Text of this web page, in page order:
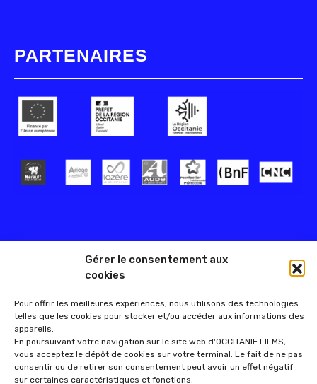
Gérer le consentement aux
cookies
Pour offrir les meilleures expériences, nous utilisons des technologies
telles que les cookies pour stocker et/ou accéder aux informations des
appareils.
En poursuivant votre navigation sur le site web d'OCCITANIE FILMS,
vous acceptez le dépôt de cookies sur votre terminal. Le fait de ne pas
consentir ou de retirer son consentement peut avoir un effet négatif
sur certaines caractéristiques et fonctions.
PARTENAIRES